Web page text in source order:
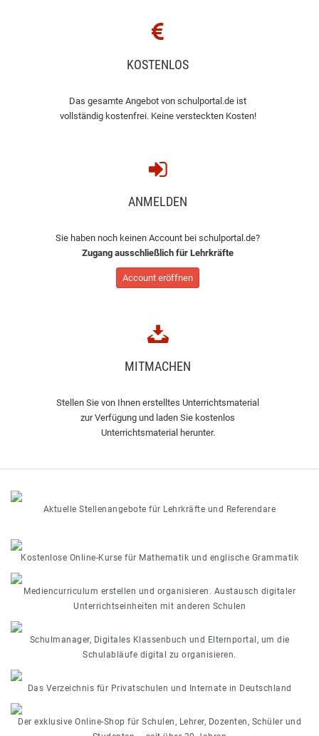
KOSTENLOS
Das gesamte Angebot von schulportal.de ist
vollständig kostenfrei. Keine versteckten Kosten!
ANMELDEN
Sie haben noch keinen Account bei schulportal.de?
Zugang ausschließlich für Lehrkräfte
Account eröffnen
MITMACHEN
Stellen Sie von Ihnen erstelltes Unterrichtsmaterial
zur Verfügung und laden Sie kostenlos
Unterrichtsmaterial herunter.
Aktuelle Stellenangebote für Lehrkräfte und Referendare
Kostenlose Online-Kurse für Mathematik und englische Grammatik
Mediencurriculum erstellen und organisieren. Austausch digitaler
Unterrichtseinheiten mit anderen Schulen
Schulmanager, Digitales Klassenbuch und Elternportal, um die
Schulabläufe digital zu organisieren.
Das Verzeichnis für Privatschulen und Internate in Deutschland
Der exklusive Online-Shop für Schulen, Lehrer, Dozenten, Schüler und